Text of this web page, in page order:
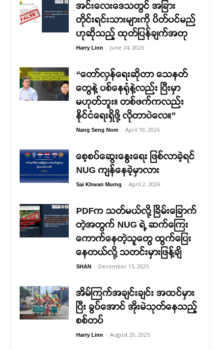
အင်းလေးဒေသတွင် အခြား
တိုင်းရင်းသားများကို ပိတ်ပင်မည်
ဟုဆိုသည့် ထုတ်ပြန်ချက်အတု
Harry Linn - June 24, 2026
“တော်လှန်ရေးဆိုတာ သေနတ်
တွေနဲ့ ပစ်နေရုံနဲ့လည်း ပြီးမှာ
မဟုတ်ဘူး။ တစ်ဖက်ကလည်း
နိုင်ငံရေးရှိဖို့ လိုတာပဲလေ။”
Nang Seng Nom - April 10, 2026
စေ့စပ်ဆွေးနွေးရေး ဖြစ်လာခဲ့ရင်
NUG ကျန်နေခဲ့မှာလား
Sai Khwan Murng - April 2, 2026
PDFက သတ်မယ်လို့ ခြိမ်းခြောက်
တဲ့အတွက် NUG ရဲ့ ဆက်ကြေး
ကောက်နေတဲ့သူတွေ ထွက်ပြေး
နေတယ်လို့ သတင်းမှားဖြန့်ချိ
SHAN - December 15, 2025
အိမ်ကြက်အချင်းချင်း အထင်မှား
ပြီး ခွပ်အောင် အိုးမဲသုတ်နေသည့်
စစ်တပ်
Harry Linn - August 20, 2025